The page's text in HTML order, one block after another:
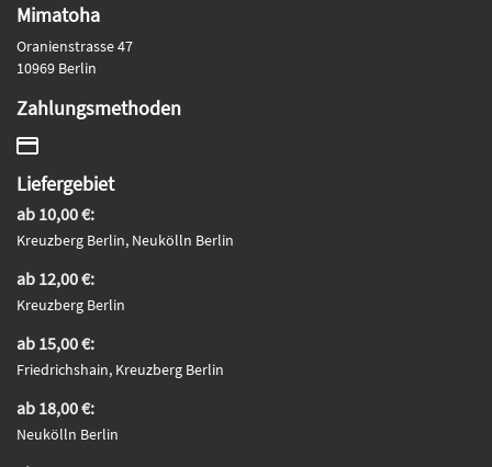
Mimatoha
Oranienstrasse 47
10969 Berlin
Zahlungsmethoden
Liefergebiet
ab 10,00 €:
Kreuzberg Berlin, Neukölln Berlin
ab 12,00 €:
Kreuzberg Berlin
ab 15,00 €:
Friedrichshain, Kreuzberg Berlin
ab 18,00 €:
Neukölln Berlin